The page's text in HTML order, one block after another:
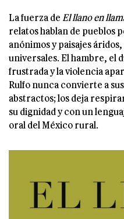
La fuerza de El llano en
relatos hablan de pueblos
anónimos y paisajes
universales. El hambre, el
frustrada y la violencia
Rulfo nunca convierte a
abstractos; los deja
su dignidad y con un
oral del México rural.